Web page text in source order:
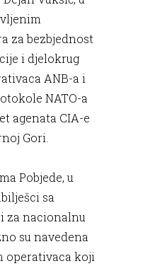
za bezbjednost
i djelokrug
ANB-a i
NATO-a
agenata CIA-e
Gori.
Pobjede, u
sa
za nacionalnu
su navedena
operativaca koji